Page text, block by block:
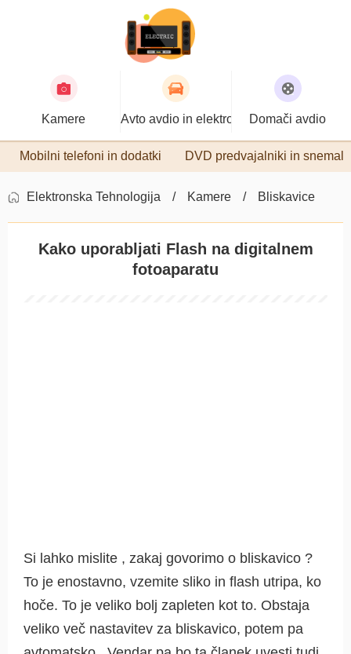
Kamere Avto avdio in elektronikaDomači avdio
Mobilni telefoni in dodatki DVD predvajalniki in
Elektronska Tehnologija Kamere Bliskavice
Kako uporabljati Flash na digitalnem
fotoaparatu
Si lahko mislite , zakaj govorimo o bliskavico ?
To je enostavno, vzemite sliko in flash utripa, ko
hoče. To je veliko bolj zapleten kot to. Obstaja
veliko več nastavitev za bliskavico, potem pa